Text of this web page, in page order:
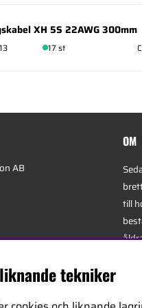
XH 5S 22AWG 300mm
17 st
AB
OM
till
tekniker